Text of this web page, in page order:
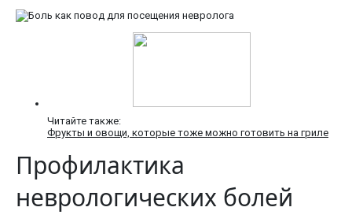
Читайте также:
Фрукты и овощи, которые тоже можно готовить на гриле
Профилактика
неврологических болей